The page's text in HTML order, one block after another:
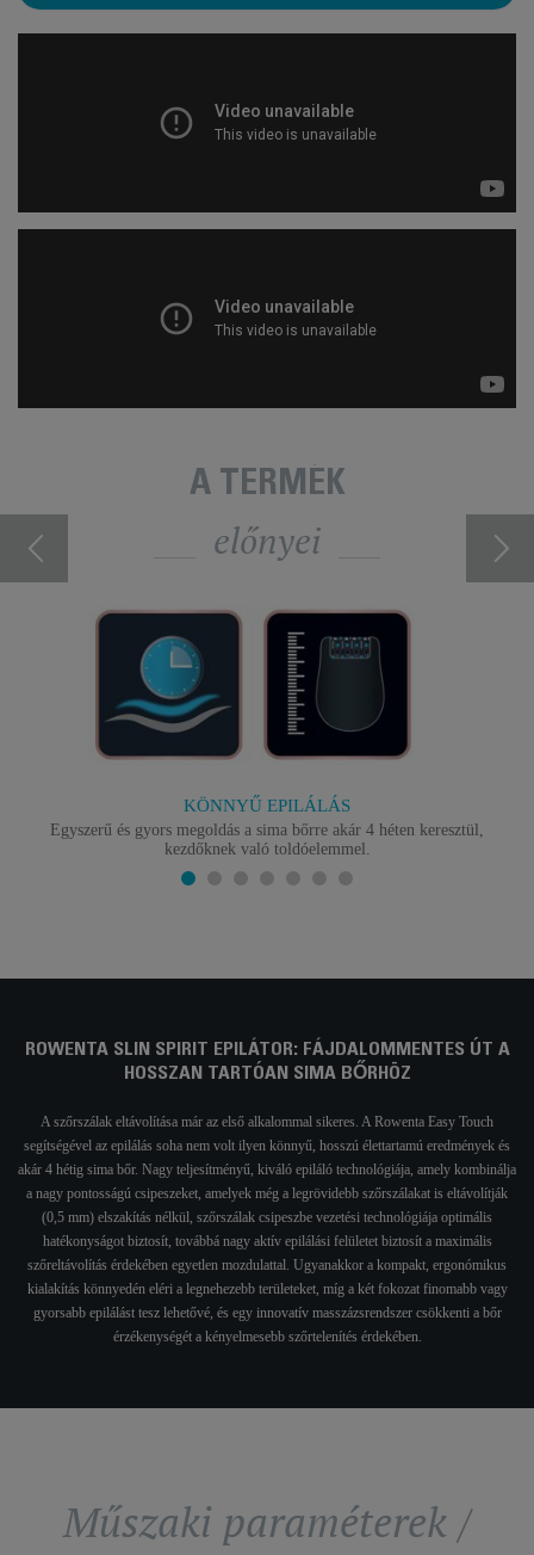
A TERMÉK
előnyei
KÖNNYŰ EPILÁLÁS
Egyszerű és gyors megoldás a sima bőrre akár 4 héten keresztül,
kezdőknek való toldóelemmel.
ROWENTA SLIN SPIRIT EPILÁTOR: FÁJDALOMMENTES ÚT A
HOSSZAN TARTÓAN SIMA BŐRHÖZ
A szőrszálak eltávolítása már az első alkalommal sikeres. A Rowenta Easy Touch
segítségével az epilálás soha nem volt ilyen könnyű, hosszú élettartamú eredmények és
akár 4 hétig sima bőr. Nagy teljesítményű, kiváló epiláló technológiája, amely kombinálja
a nagy pontosságú csipeszeket, amelyek még a legrövidebb szőrszálakat is eltávolítják
(0,5 mm) elszakítás nélkül, szőrszálak csipeszbe vezetési technológiája optimális
hatékonyságot biztosít, továbbá nagy aktív epilálási felületet biztosít a maximális
szőreltávolítás érdekében egyetlen mozdulattal. Ugyanakkor a kompakt, ergonómikus
kialakítás könnyedén eléri a legnehezebb területeket, míg a két fokozat finomabb vagy
gyorsabb epilálást tesz lehetővé, és egy innovatív masszázsrendszer csökkenti a bőr
érzékenységét a kényelmesebb szőrtelenítés érdekében.
Műszaki paraméterek /